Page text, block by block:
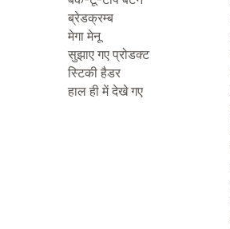
ब्रेडक्रम्ब
मेगा मेनू
सुझाए गए प्रोडक्ट
स्टिकी हैडर
हाल ही में देखे गए